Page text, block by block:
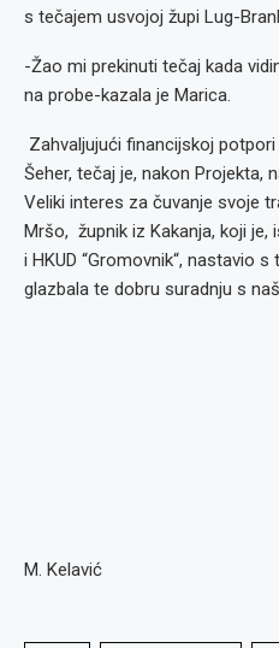
s tečajem usvojoj župi Lug-
-Žao mi prekinuti tečaj kada
na probe-kazala je Marica.
Zahvaljujući financijskoj potpori
Šeher, tečaj je, nakon Projekta,
Veliki interes za čuvanje svoje
Mršo, župnik iz Kakanja, koji je,
i HKUD “Gromovnik“, nastavio
glazbala te dobru suradnju s
M. Kelavić